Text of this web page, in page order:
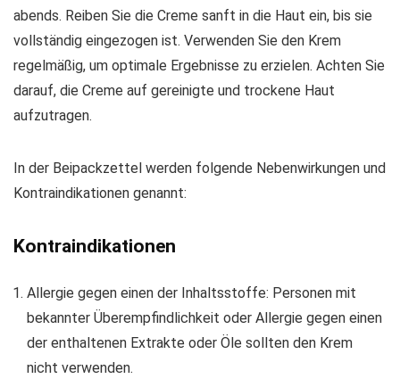
abends. Reiben Sie die Creme sanft in die Haut ein, bis sie
vollständig eingezogen ist. Verwenden Sie den Krem
regelmäßig, um optimale Ergebnisse zu erzielen. Achten Sie
darauf, die Creme auf gereinigte und trockene Haut
aufzutragen.
In der Beipackzettel werden folgende Nebenwirkungen und
Kontraindikationen genannt:
Kontraindikationen
Allergie gegen einen der Inhaltsstoffe: Personen mit
bekannter Überempfindlichkeit oder Allergie gegen einen
der enthaltenen Extrakte oder Öle sollten den Krem
nicht verwenden.